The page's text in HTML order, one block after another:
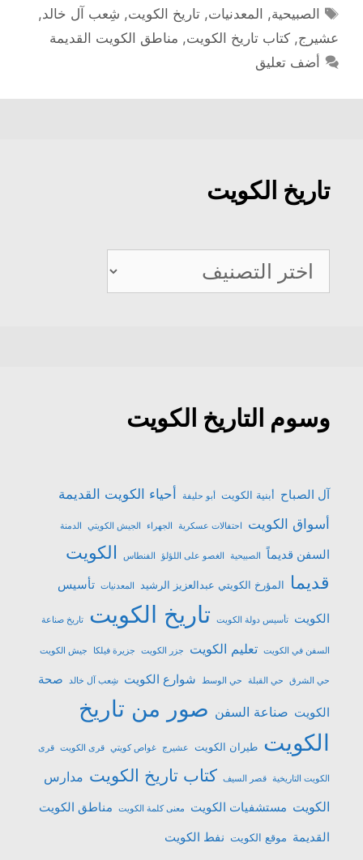
الوسوم
الصبيحية, المعدنيات,تاريخ الكويت, شِعب آل خالد,
عشیرج, كتاب تاريخ الكويت, مناطق الكويت القديمة
أضف تعليق
تاريخ الكويت
تاريخ
الكويت
وسوم التاريخ الكويت
آل الصباح أبنية الكويت أبو حليفة
أحياء الكويت القديمة
أسواق الكويت
احتفالات عسكرية الجهراء الجيش الكويتي الدمنة
السفن قديماً الصبيحية الغصو على اللؤلؤ الفنطاس
الكويت
قديما
المؤرخ الكويتي عبدالعزيز الرشيد المعدنيات تأسيس
الكويت تأسيس دولة الكويت تاريخ الكويت تاريخ صناعة
السفن في الكويت تعليم الكويت جزر الكويت جزيرة فيلكا جيش الكويت
حي الشرق حي القبلة حي الوسط شوارع الكويت شِعب آل خالد صحة
الكويت صناعة السفن صور من تاريخ
الكويت طيران الكويت عشیرج غواص كويتي قرى الكويت قرى
الكويت التاريخية قصر السيف كتاب تاريخ الكويت مدارس
الكويت مستشفيات الكويت معنى كلمة الكويت مناطق الكويت
القديمة موقع الكويت نفط الكويت